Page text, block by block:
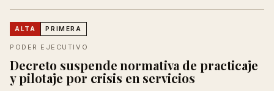
ALTA PRIMERA
PODER EJECUTIVO
Decreto suspende normativa de practicaje
y pilotaje por crisis en servicios